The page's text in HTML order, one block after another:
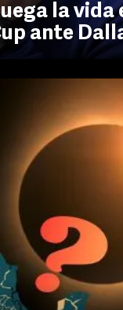
la vida
ante